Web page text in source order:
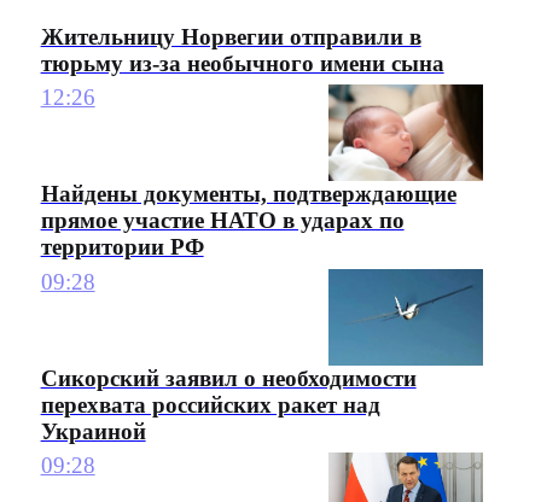
Жительницу Норвегии отправили в
тюрьму из-за необычного имени сына
12:26
Найдены документы, подтверждающие
прямое участие НАТО в ударах по
территории РФ
09:28
Сикорский заявил о необходимости
перехвата российских ракет над
Украиной
09:28